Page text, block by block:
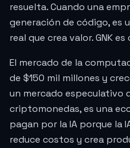
resuelta. Cuando una
generación de código, es
real que crea valor. GNK
El mercado de la
de $150 mil millones y
un mercado especulativo
criptomonedas, es una
pagan por la IA porque la
reduce costos y crea